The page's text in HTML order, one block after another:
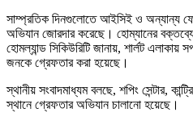
সাম্প্রতিক দিনগুলোতে আইসিই ও অন্যান্য
অভিযান জোরদার করেছে। হোম্যানের
হোমল্যান্ড সিকিউরিটি জানায়, শার্লট
জনকে গ্রেফতার করা হয়েছে।
স্থানীয় সংবাদমাধ্যম বলছে, শপিং সেন্টার,
স্থানে গ্রেফতার অভিযান চালানো হয়েছে।